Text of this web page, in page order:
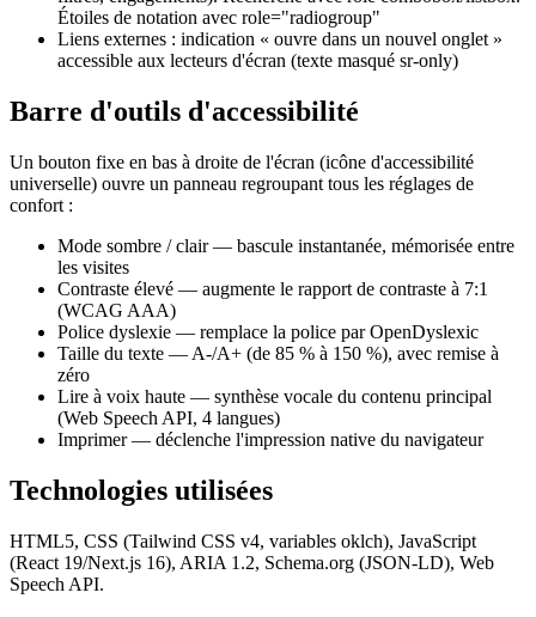
Étoiles de notation avec role="radiogroup"
Liens externes : indication « ouvre dans un nouvel onglet »
accessible aux lecteurs d'écran (texte masqué sr-only)
Barre d'outils d'accessibilité
Un bouton fixe en bas à droite de l'écran (icône d'accessibilité
universelle) ouvre un panneau regroupant tous les réglages de
confort :
Mode sombre / clair — bascule instantanée, mémorisée entre
les visites
Contraste élevé — augmente le rapport de contraste à 7:1
(WCAG AAA)
Police dyslexie — remplace la police par OpenDyslexic
Taille du texte — A-/A+ (de 85 % à 150 %), avec remise à
zéro
Lire à voix haute — synthèse vocale du contenu principal
(Web Speech API, 4 langues)
Imprimer — déclenche l'impression native du navigateur
Technologies utilisées
HTML5, CSS (Tailwind CSS v4, variables oklch), JavaScript
(React 19/Next.js 16), ARIA 1.2, Schema.org (JSON-LD), Web
Speech API.